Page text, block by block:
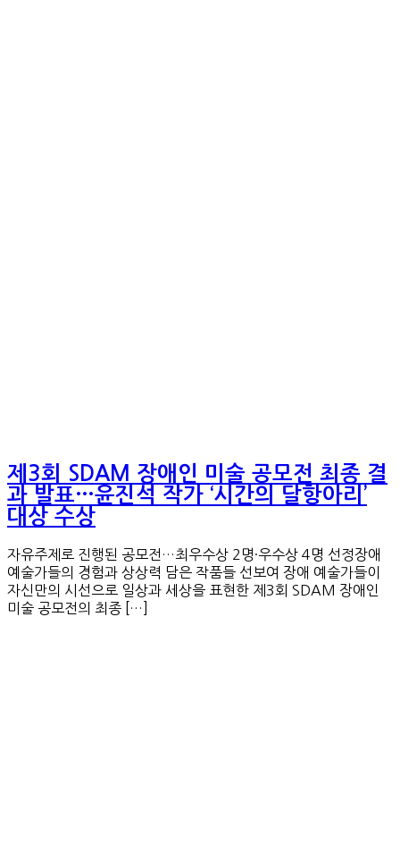
제3회 SDAM 장애인 미술 공모전 최종 결
과 발표…윤진석 작가 ‘시간의 달항아리’
대상 수상
자유주제로 진행된 공모전…최우수상 2명·우수상 4명 선정장애
예술가들의 경험과 상상력 담은 작품들 선보여 장애 예술가들이
자신만의 시선으로 일상과 세상을 표현한 제3회 SDAM 장애인
미술 공모전의 최종 […]